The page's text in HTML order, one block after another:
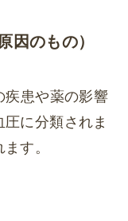
因のもの）
疾患や薬の影響
に分類されま
す。